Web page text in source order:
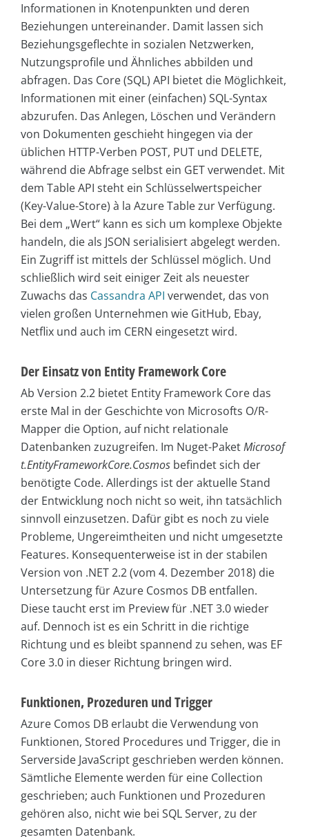
Informationen in Knotenpunkten und deren
Beziehungen untereinander. Damit lassen sich
Beziehungsgeflechte in sozialen Netzwerken,
Nutzungsprofile und Ähnliches abbilden und
abfragen. Das Core (SQL) API bietet die Möglichkeit,
Informationen mit einer (einfachen) SQL-Syntax
abzurufen. Das Anlegen, Löschen und Verändern
von Dokumenten geschieht hingegen via der
üblichen HTTP-Verben POST, PUT und DELETE,
während die Abfrage selbst ein GET verwendet. Mit
dem Table API steht ein Schlüsselwertspeicher
(Key-Value-Store) à la Azure Table zur Verfügung.
Bei dem „Wert“ kann es sich um komplexe Objekte
handeln, die als JSON serialisiert abgelegt werden.
Ein Zugriff ist mittels der Schlüssel möglich. Und
schließlich wird seit einiger Zeit als neuester
Zuwachs das Cassandra API verwendet, das von
vielen großen Unternehmen wie GitHub, Ebay,
Netflix und auch im CERN eingesetzt wird.
Der Einsatz von Entity Framework Core
Ab Version 2.2 bietet Entity Framework Core das
erste Mal in der Geschichte von Microsofts O/R-
Mapper die Option, auf nicht relationale
Datenbanken zuzugreifen. Im Nuget-PaketMicrosof
t.EntityFrameworkCore.Cosmos befindet sich der
benötigte Code. Allerdings ist der aktuelle Stand
der Entwicklung noch nicht so weit, ihn tatsächlich
sinnvoll einzusetzen. Dafür gibt es noch zu viele
Probleme, Ungereimtheiten und nicht umgesetzte
Features. Konsequenterweise ist in der stabilen
Version von .NET 2.2 (vom 4. Dezember 2018) die
Untersetzung für Azure Cosmos DB entfallen.
Diese taucht erst im Preview für .NET 3.0 wieder
auf. Dennoch ist es ein Schritt in die richtige
Richtung und es bleibt spannend zu sehen, was EF
Core 3.0 in dieser Richtung bringen wird.
Funktionen, Prozeduren und Trigger
Azure Comos DB erlaubt die Verwendung von
Funktionen, Stored Procedures und Trigger, die in
Serverside JavaScript geschrieben werden können.
Sämtliche Elemente werden für eine Collection
geschrieben; auch Funktionen und Prozeduren
gehören also, nicht wie bei SQL Server, zu der
gesamten Datenbank.